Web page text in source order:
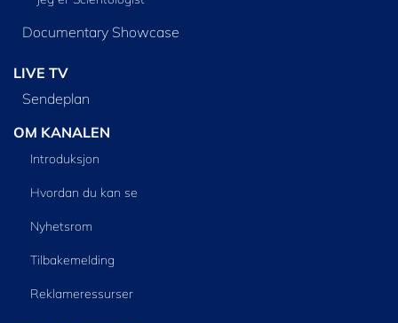
Documentary Showcase
LIVE TV
Sendeplan
OM KANALEN
Introduksjon
Hvordan du kan se
Nyhetsrom
Tilbakemelding
Reklameressurser